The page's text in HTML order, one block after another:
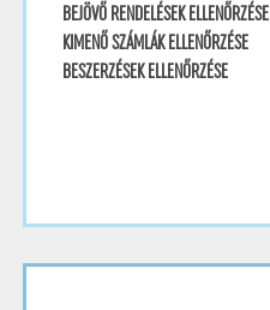
BEJÖVŐ RENDELÉSEK ELLENŐRZÉSE
KIMENŐ SZÁMLÁK ELLENŐRZÉSE
BESZERZÉSEK ELLENŐRZÉSE